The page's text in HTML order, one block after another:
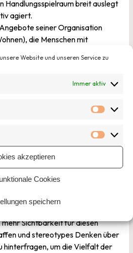
Website und unseren Service zu
Immer aktiv
akzeptieren
Cookies
speichern
Handlungsspielraum breit auslegt
agiert.
seiner Organisation
die Menschen mit
zu vermeiden.
ambulante Casemanagement-
ein breites Hilfespektrum, das
abfedern, sondern sie
kann. Allerdings sind die
bekannt. Weiterhin hängt viel
Sichtbarkeit für diesen
und stereotypes Denken über
hinterfragen, um die Vielfalt der